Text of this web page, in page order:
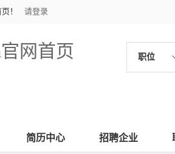
！ 请登录
网首页 职位
简历中心 招聘企业